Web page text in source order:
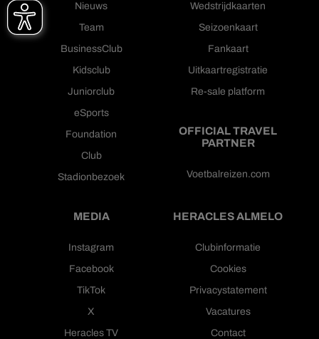
Nieuws
Team
BusinessClub
Kidsclub
Juniorclub
eSports
Foundation
Club
Stadionbezoek
Wedstrijdkaarten
Seizoenkaart
Fankaart
Uitkaartregistratie
Re-sale platform
OFFICIAL TRAVEL
PARTNER
Voetbalreizen.com
MEDIA
Instagram
Facebook
TikTok
X
Heracles TV
HERACLES ALMELO
Clubinformatie
Cookies
Privacystatement
Vacatures
Contact